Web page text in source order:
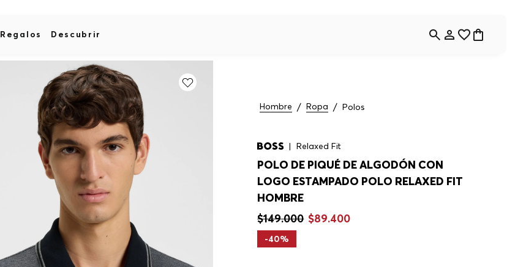
Regalos Descubrir
Hombre Ropa Polos
Relaxed Fit
POLO DE PIQUÉ DE ALGODÓN CON
LOGO ESTAMPADO POLO RELAXED FIT
HOMBRE
$149.000 $89.400
-40%